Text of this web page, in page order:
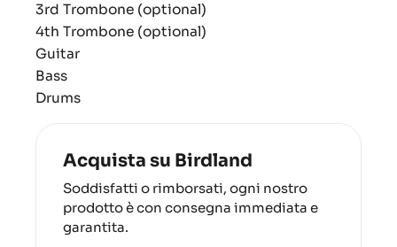
3rd Trombone (optional)
4th Trombone (optional)
Guitar
Bass
Drums
Acquista su Birdland
Soddisfatti o rimborsati, ogni nostro
prodotto è con consegna immediata e
garantita.